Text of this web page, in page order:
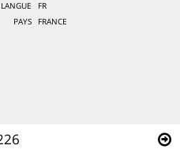
LANGUE
FR
PAYS
FRANCE